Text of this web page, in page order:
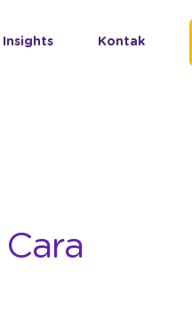
Insights Kontak